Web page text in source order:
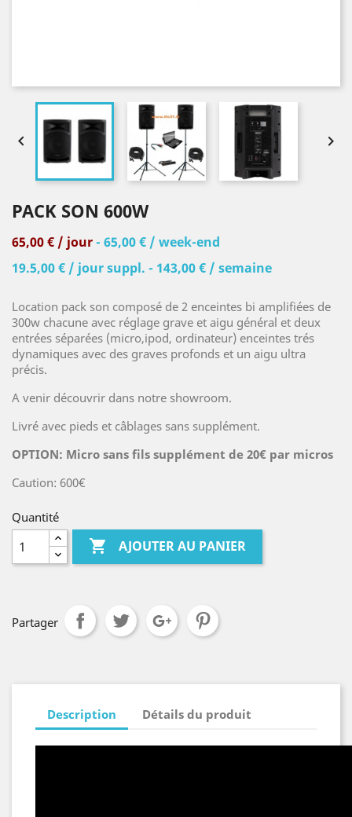
 
PACK SON 600W
65,00 € / jour- 65,00 € / week-end
19.5,00 € / jour suppl. - 143,00 € / semaine
Location pack son composé de 2 enceintes bi amplifiées de
300w chacune avec réglage grave et aigu général et deux
entrées séparées (micro,ipod, ordinateur) enceintes trés
dynamiques avec des graves profonds et un aigu ultra
précis.
A venir découvrir dans notre showroom.
Livré avec pieds et câblages sans supplément.
OPTION: Micro sans fils supplément de 20€ par micros
Caution: 600€
Quantité
 AJOUTER AU PANIER
Partager
Description Détails du produit